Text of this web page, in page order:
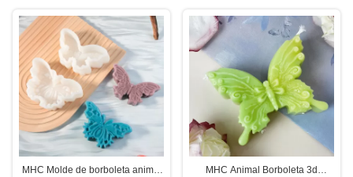
MHC Molde de borboleta animal
MHC Animal Borboleta 3d